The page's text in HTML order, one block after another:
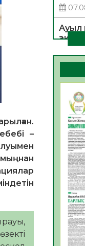
–
Ауыл
тірегі
ЕЛ